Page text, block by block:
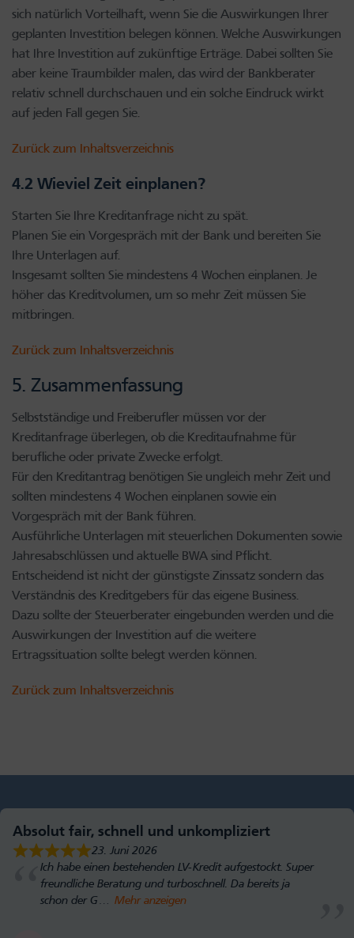
sich natürlich Vorteilhaft, wenn Sie die Auswirkungen Ihrer
geplanten Investition belegen können. Welche Auswirkungen
hat Ihre Investition auf zukünftige Erträge. Dabei sollten Sie
aber keine Traumbilder malen, das wird der Bankberater
relativ schnell durchschauen und ein solche Eindruck wirkt
auf jeden Fall gegen Sie.
Zurück zum Inhaltsverzeichnis
4.2 Wieviel Zeit einplanen?
Starten Sie Ihre Kreditanfrage nicht zu spät.
Planen Sie ein Vorgespräch mit der Bank und bereiten Sie
Ihre Unterlagen auf.
Insgesamt sollten Sie mindestens 4 Wochen einplanen. Je
höher das Kreditvolumen, um so mehr Zeit müssen Sie
mitbringen.
Zurück zum Inhaltsverzeichnis
5. Zusammenfassung
Selbstständige und Freiberufler müssen vor der
Kreditanfrage überlegen, ob die Kreditaufnahme für
berufliche oder private Zwecke erfolgt.
Für den Kreditantrag benötigen Sie ungleich mehr Zeit und
sollten mindestens 4 Wochen einplanen sowie ein
Vorgespräch mit der Bank führen.
Ausführliche Unterlagen mit steuerlichen Dokumenten sowie
Jahresabschlüssen und aktuelle BWA sind Pflicht.
Entscheidend ist nicht der günstigste Zinssatz sondern das
Verständnis des Kreditgebers für das eigene Business.
Dazu sollte der Steuerberater eingebunden werden und die
Auswirkungen der Investition auf die weitere
Ertragssituation sollte belegt werden können.
Zurück zum Inhaltsverzeichnis
Absolut fair, schnell und unkompliziert
23. Juni 2026
Ich habe einen bestehenden LV-Kredit aufgestockt. Super
freundliche Beratung und turboschnell. Da bereits ja
schon der G
Mehr anzeigen